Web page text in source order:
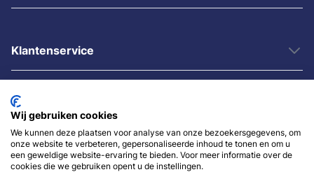
Klantenservice
Categorieën
Wij gebruiken cookies
We kunnen deze plaatsen voor analyse van onze bezoekersgegevens, om
onze website te verbeteren, gepersonaliseerde inhoud te tonen en om u
een geweldige website-ervaring te bieden. Voor meer informatie over de
cookies die we gebruiken opent u de instellingen.